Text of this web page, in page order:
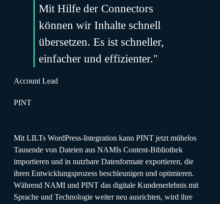
Mit Hilfe der Connectors
können wir Inhalte schnell
übersetzen. Es ist schneller,
einfacher und effizienter."
Account Lead
PINT
Mit LILTs WordPress-Integration kann PINT jetzt mühelos
Tausende von Dateien aus NAMIs Content-Bibliothek
importieren und in nutzbare Datenformate exportieren, die
ihren Entwicklungsprozess beschleunigen und optimieren.
Während NAMI und PINT das digitale Kundenerlebnis mit
Sprache und Technologie weiter neu ausrichten, wird ihre